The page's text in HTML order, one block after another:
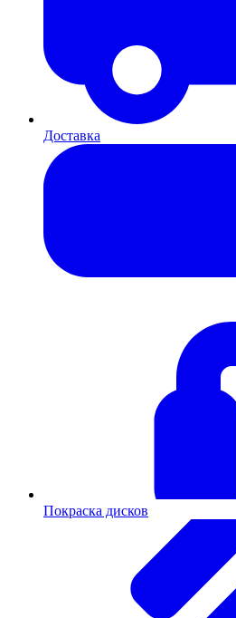
Доставка
Покраска дисков